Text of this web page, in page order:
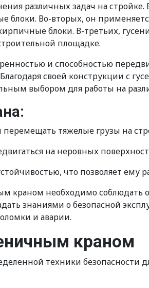
различных задач на
блоки. Во-вторых, он
блоки. В-третьих,
площадке.
и способностью
своей конструкции с
выбором для работы на
тяжелые грузы на
на неровных
что позволяет ему
краном необходимо
знаниями о безопасной
и аварии.
краном
техники